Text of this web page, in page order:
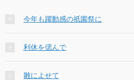
今年も躍動感の祇園祭に
利休を偲んで
雛によせて